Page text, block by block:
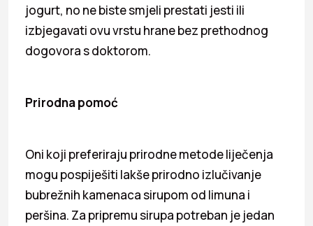
jogurt, no ne biste smjeli prestati jesti ili
izbjegavati ovu vrstu hrane bez prethodnog
dogovora s doktorom.
Prirodna pomoć
Oni koji preferiraju prirodne metode liječenja
mogu pospiješiti lakše prirodno izlučivanje
bubrežnih kamenaca sirupom od limuna i
peršina. Za pripremu sirupa potreban je jedan